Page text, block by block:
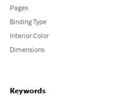
Pages
Binding Type
Interior Color
Dimensions
Keywords